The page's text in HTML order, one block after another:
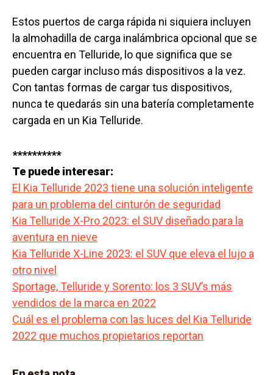
Estos puertos de carga rápida ni siquiera incluyen
la almohadilla de carga inalámbrica opcional que se
encuentra en Telluride, lo que significa que se
pueden cargar incluso más dispositivos a la vez.
Con tantas formas de cargar tus dispositivos,
nunca te quedarás sin una batería completamente
cargada en un Kia Telluride.
**********
Te puede interesar:
El Kia Telluride 2023 tiene una solución inteligente
para un problema del cinturón de seguridad
Kia Telluride X-Pro 2023: el SUV diseñado para la
aventura en nieve
Kia Telluride X-Line 2023: el SUV que eleva el lujo a
otro nivel
Sportage, Telluride y Sorento: los 3 SUV’s más
vendidos de la marca en 2022
Cuál es el problema con las luces del Kia Telluride
2022 que muchos propietarios reportan